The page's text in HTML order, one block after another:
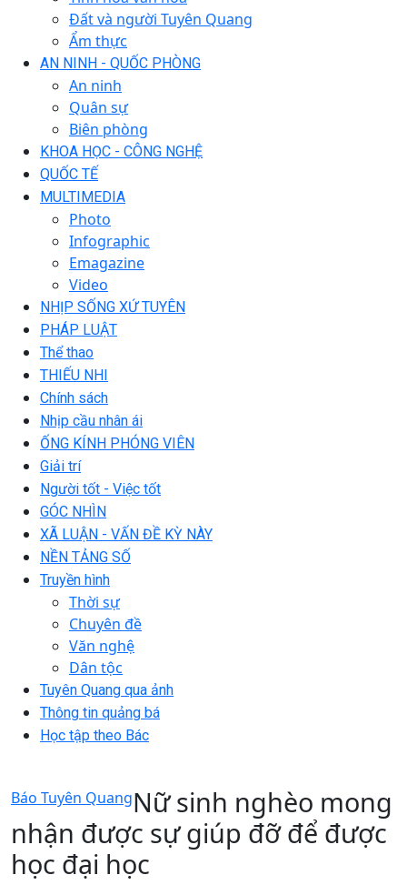
Đất và người Tuyên Quang
Ẩm thực
AN NINH - QUỐC PHÒNG
An ninh
Quân sự
Biên phòng
KHOA HỌC - CÔNG NGHỆ
QUỐC TẾ
MULTIMEDIA
Photo
Infographic
Emagazine
Video
NHỊP SỐNG XỨ TUYÊN
PHÁP LUẬT
Thể thao
THIẾU NHI
Chính sách
Nhịp cầu nhân ái
ỐNG KÍNH PHÓNG VIÊN
Giải trí
Người tốt - Việc tốt
GÓC NHÌN
XÃ LUẬN - VẤN ĐỀ KỲ NÀY
NỀN TẢNG SỐ
Truyền hình
Thời sự
Chuyên đề
Văn nghệ
Dân tộc
Tuyên Quang qua ảnh
Thông tin quảng bá
Học tập theo Bác
Báo Tuyên QuangNữ sinh nghèo mong
nhận được sự giúp đỡ để được
học đại học